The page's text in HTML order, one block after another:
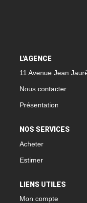
L'AGENCE
11 Avenue Jean
Nous contacter
Présentation
NOS SERVICES
Acheter
Estimer
LIENS UTILES
Mon compte